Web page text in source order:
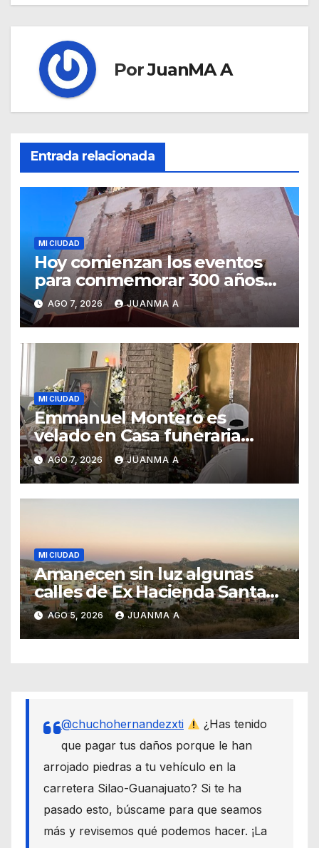
PorJuanMA A
Entrada relacionada
MI CIUDAD
Hoy comienzan los eventos
para conmemorar 300 años
del templo de San Roque
AGO 7, 2026 JUANMA A
MI CIUDAD
Emmanuel Montero es
velado en Casa funeraria
Forasté
AGO 7, 2026 JUANMA A
MI CIUDAD
Amanecen sin luz algunas
calles de Ex Hacienda Santa
Teresa
AGO 5, 2026 JUANMA A
@chuchohernandezxti
¿Has tenido
que pagar tus daños porque le han
arrojado piedras a tu vehículo en la
carretera Silao-Guanajuato? Si te ha
pasado esto, búscame para que seamos
más y revisemos qué podemos hacer. ¡La